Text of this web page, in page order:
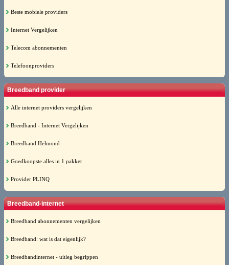
Beste mobiele providers
Internet Vergelijken
Telecom abonnementen
Telefoonproviders
Breedband provider
Alle internet providers vergelijken
Breedband - Internet Vergelijken
Breedband Helmond
Goedkoopste alles in 1 pakket
Provider PLINQ
Breedband-internet
Breedband abonnementen vergelijken
Breedband: wat is dat eigenlijk?
Breedbandinternet - uitleg begrippen